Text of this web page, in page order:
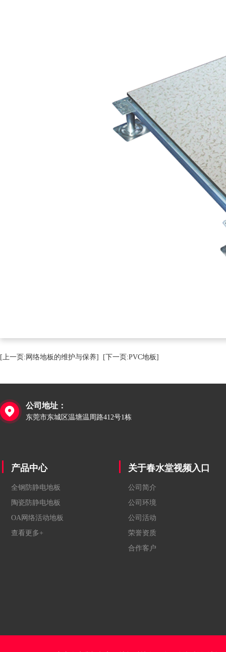
[上一页:网络地板的维护与保养] [下一页:PVC地板]

公司地址：
东莞市东城区温塘温周路412号1栋
产品中心
全钢防静电地板
陶瓷防静电地板
OA网络活动地板
查看更多+
关于春水堂视频入口
公司简介
公司环境
公司活动
荣誉资质
合作客户